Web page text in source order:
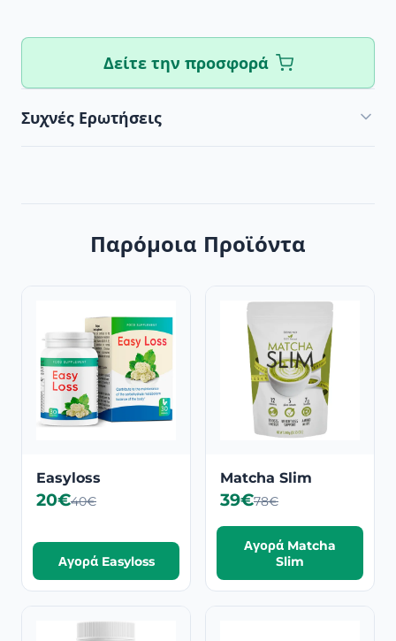
Δείτε την προσφορά
Συχνές Ερωτήσεις
Παρόμοια Προϊόντα
Easyloss
20€40€
Αγορά Easyloss
Matcha Slim
39€78€
Αγορά Matcha
Slim